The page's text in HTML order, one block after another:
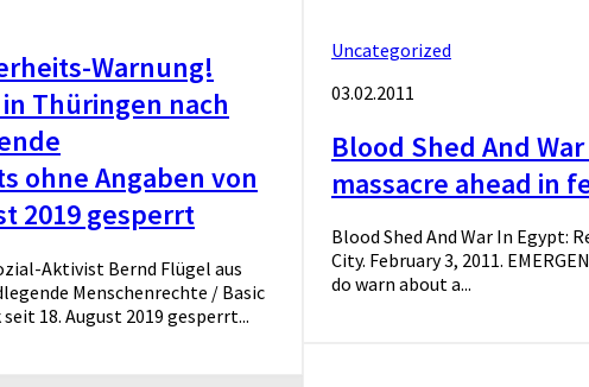
Warnung!
Thüringen nach
ohne Angaben von
2019 gesperrt
Aktivist Bernd Flügel aus
Menschenrechte / Basic
18. August 2019 gesperrt...
Uncategorized
03.02.2011
Blood Shed And
massacre ahead in
Blood Shed And War In Egypt:
City. February 3, 2011.
do warn about a...